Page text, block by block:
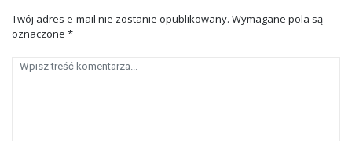
Twój adres e-mail nie zostanie opublikowany. Wymagane pola są
oznaczone *